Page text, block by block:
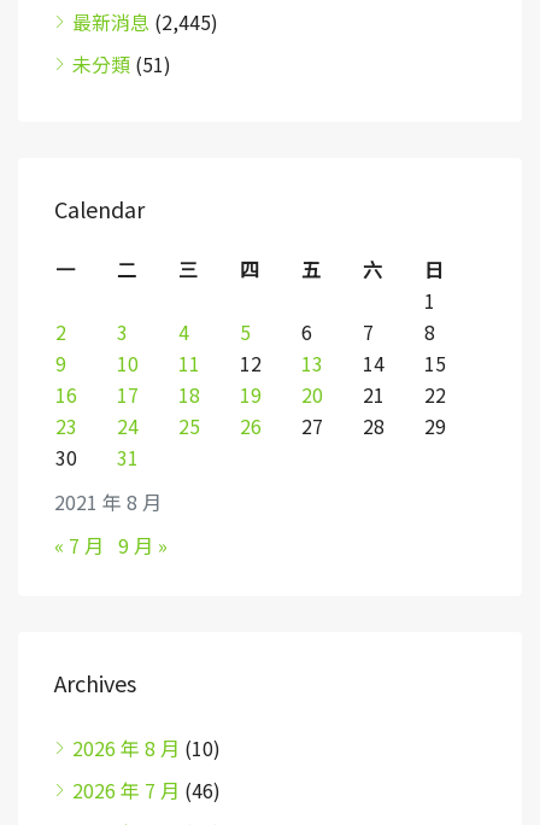
最新消息 (2,445)
未分類 (51)
Calendar
2021 年 8 月
一 二 三 四 五 六
日
1
2
3 4 5 6 7
8
9
10 11 12 13 14
15
16
17 18 19 20 21
22
23
24 25 26 27 28
29
30
31
« 7 月 9 月 »
Archives
2026 年 8 月 (10)
2026 年 7 月 (46)